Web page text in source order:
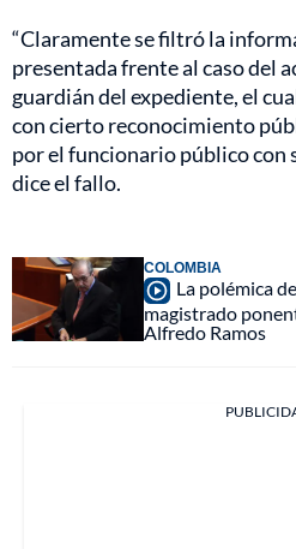
“Claramente se filtró la
presentada frente al caso del
guardián del expediente, el
con cierto reconocimiento
por el funcionario público con
dice el fallo.
COLOMBIA
La polémica
magistrado
Alfredo Ramos